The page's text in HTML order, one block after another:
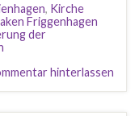
, Kirche
Friggenhagen
der
hinterlassen